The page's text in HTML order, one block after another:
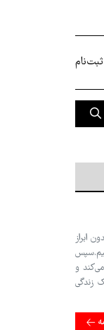
ثبت‌نام
ابراز
و
زندگی